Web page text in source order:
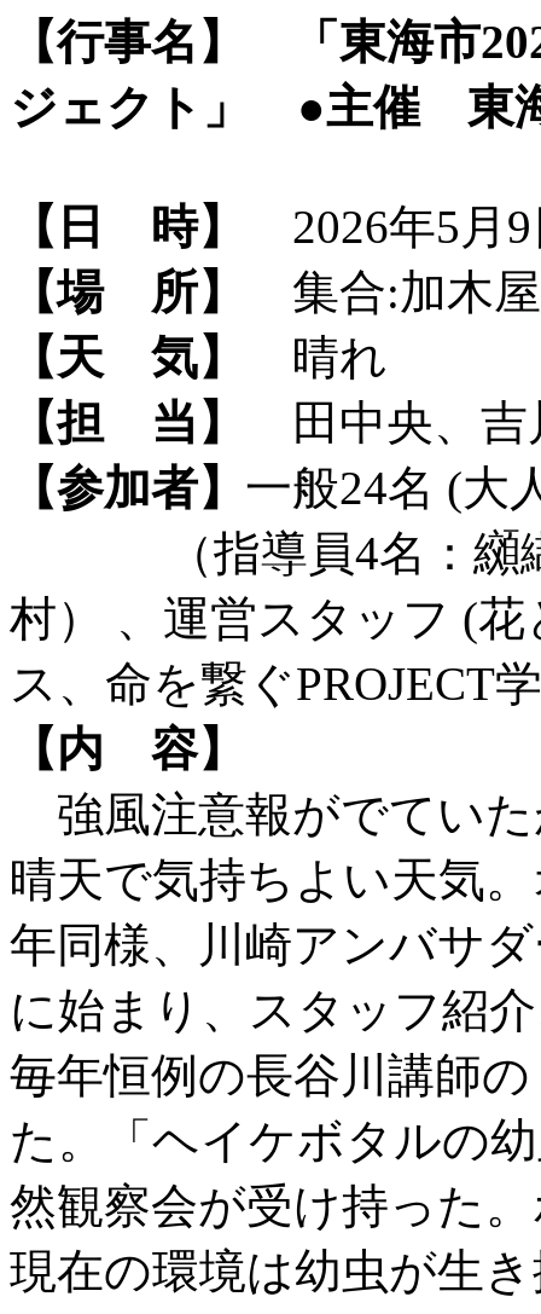
【行事名】
「東海市
ジェクト」 ●主催 東
【日 時】
2026年5月
【場 所】
集合:加木
【天 気】
晴れ
【担 当】
田中央、吉
【参加者】 一般24名 (大
（指導員4名：纐纈
村） 、運営スタッフ (
ス、命を繋ぐ
【内 容】
強風注意報がでてい
晴天で気持ちよい天気
年同様、川崎アンバサ
に始まり、スタッフ紹
毎年恒例の長谷川講師
た。「ヘイケボタルの
然観察会が受け持った
現在の環境は幼虫が生